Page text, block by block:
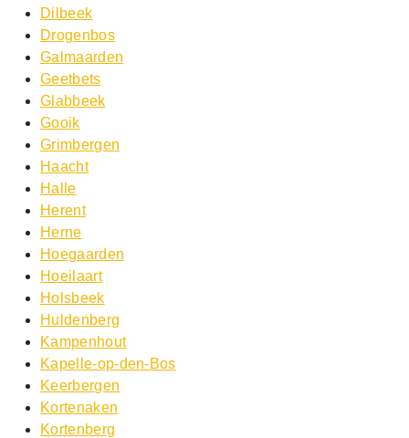
Dilbeek
Drogenbos
Galmaarden
Geetbets
Glabbeek
Gooik
Grimbergen
Haacht
Halle
Herent
Herne
Hoegaarden
Hoeilaart
Holsbeek
Huldenberg
Kampenhout
Kapelle-op-den-Bos
Keerbergen
Kortenaken
Kortenberg